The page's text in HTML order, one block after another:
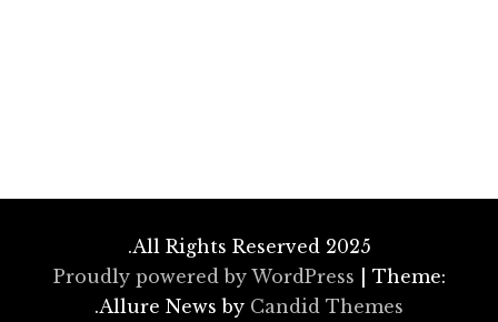
All Rights Reserved 2025.
Proudly powered by WordPress
Theme:
Allure News by Candid Themes
.